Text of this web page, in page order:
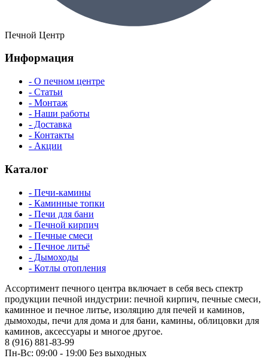
Печной Центр
Информация
- О печном центре
- Статьи
- Монтаж
- Наши работы
- Доставка
- Контакты
- Акции
Каталог
- Печи-камины
- Каминные топки
- Печи для бани
- Печной кирпич
- Печные смеси
- Печное литьё
- Дымоходы
- Котлы отопления
Ассортимент печного центра включает в себя весь спектр
продукции печной индустрии: печной кирпич, печные смеси,
каминное и печное литье, изоляцию для печей и каминов,
дымоходы, печи для дома и для бани, камины, облицовки для
каминов, аксессуары и многое другое.
8 (916) 881-83-99
Пн-Вс: 09:00 - 19:00 Без выходных